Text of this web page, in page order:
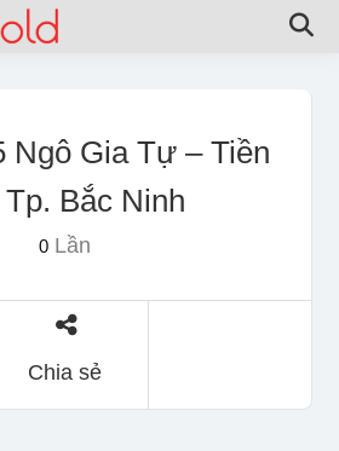
Ngô Gia Tự – Tiền
Bắc Ninh
0Lần
Chia sẻ